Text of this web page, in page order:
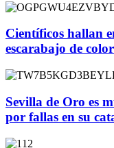
Científicos hallan
escarabajo de
Sevilla de Oro es
por fallas en su